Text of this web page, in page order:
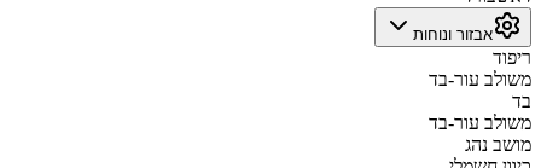
אבזור ונוחות
ריפוד
משולב עור-בד
בד
משולב עור-בד
מושב נהג